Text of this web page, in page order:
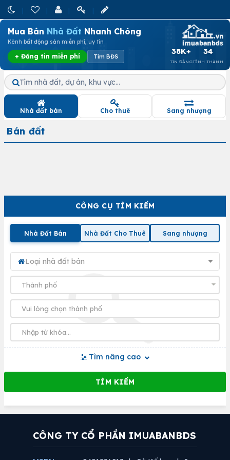
Mua Bán Nhà Đất Nhanh Chóng
Kênh bất động sản miễn phí, uy tín
+ Đăng tin miễn phí Tìm BĐS
38K+
TIN ĐĂNG
34
TỈNH THÀNH
CÔNG CỤ TÌM KIẾM
Nhà Đất Bán Nhà Đất Cho Thuê Sang nhượng
Loại nhà đất bán
Tìm nâng cao
Tìm nhà đất, dự án, khu vực…
Nhà đất bán Cho thuê Sang nhượng
Bán đất
CÔNG TY CỔ PHẦN IMUABANBDS